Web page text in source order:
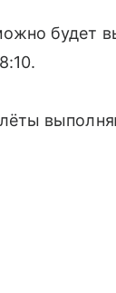
будет